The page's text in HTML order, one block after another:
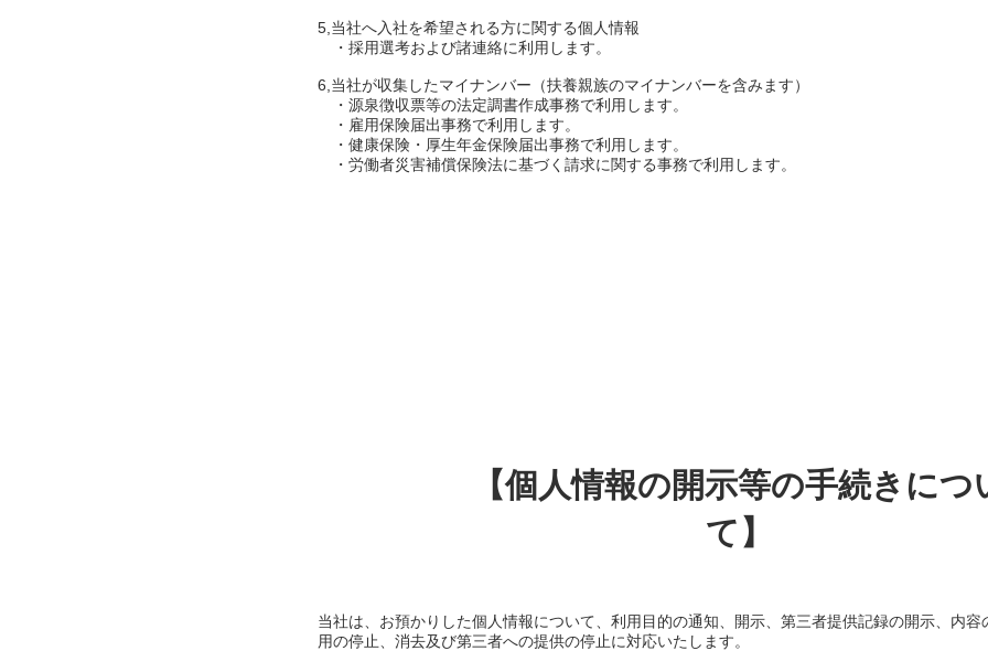
5,当社へ入社を希望される方に関する個人情報
・採用選考および諸連絡に利用します。
6,当社が収集したマイナンバー（扶養親族のマイナンバーを含みます）
・源泉徴収票等の法定調書作成事務で利用します。
・雇用保険届出事務で利用します。
・健康保険・厚生年金保険届出事務で利用します。
・労働者災害補償保険法に基づく請求に関する事務で利用します。
【個人情報の開示等の手続きにつ
て】
当社は、お預かりした個人情報について、利用目的の通知、開示、第三者提供記録の開示、内
用の停止、消去及び第三者への提供の停止に対応いたします。